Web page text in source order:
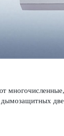
дымозащитных